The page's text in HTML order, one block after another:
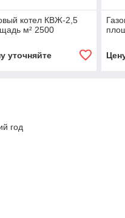
котел КВЖ-2,5
м² 2500
уточняйте
год